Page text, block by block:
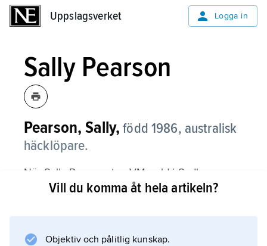
Uppslagsverket Logga in
Sally Pearson
Pearson, Sally, född 1986, australisk
häcklöpare.
När Sally Pearson tog VM-guld i Sydkorea
2011 på 100 m häck med tiden 12,28 gick hon
sträckan sedan 1992.
Vill du komma åt hela artikeln?
Objektiv och pålitlig kunskap.